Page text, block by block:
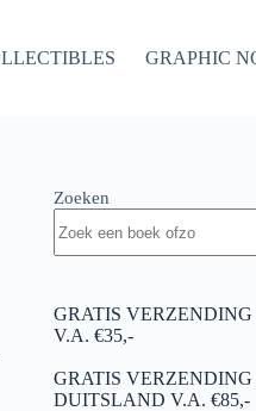
GRAPHIC
Zoeken
GRATIS
V.A. €35,-
GRATIS
DUITSLAND V.A. €85,-